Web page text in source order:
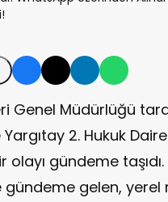
Genel Müdürlüğü
2. Hukuk
gündeme
gündeme gelen,